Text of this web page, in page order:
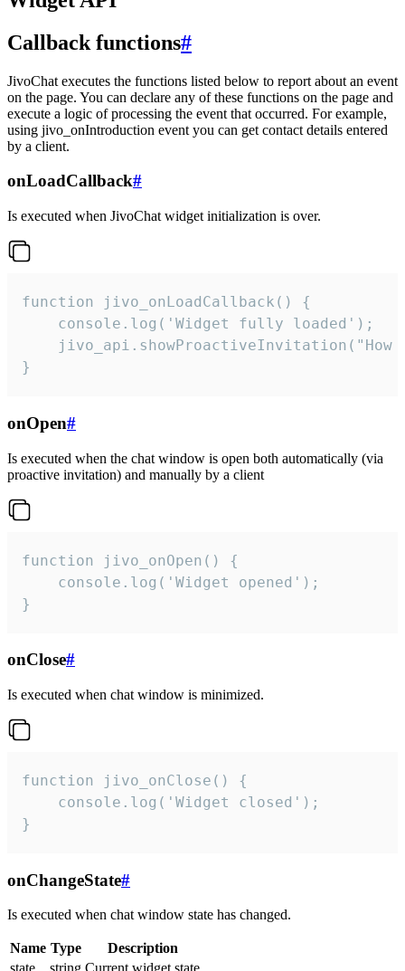
Callback functions#
JivoChat executes the functions listed below to report about an event
on the page. You can declare any of these functions on the page and
execute a logic of processing the event that occurred. For example,
using jivo_onIntroduction event you can get contact details entered
by a client.
onLoadCallback#
Is executed when JivoChat widget initialization is over.
function jivo_onLoadCallback() {
    console.log('Widget fully loaded');
jivo_api.showProactiveInvitation("How
}
onOpen#
Is executed when the chat window is open both automatically (via
proactive invitation) and manually by a client
function jivo_onOpen() {
    console.log('Widget opened');
}
onClose#
Is executed when chat window is minimized.
function jivo_onClose() {
    console.log('Widget closed');
}
onChangeState#
Is executed when chat window state has changed.
Name Type
Description